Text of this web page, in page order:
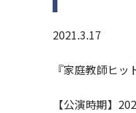
2021.3.17
『家庭教師ヒ
【公演時期】